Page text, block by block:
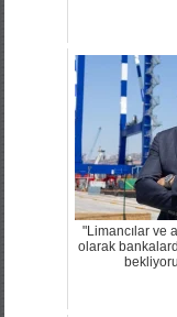
"Limancılar ve
olarak